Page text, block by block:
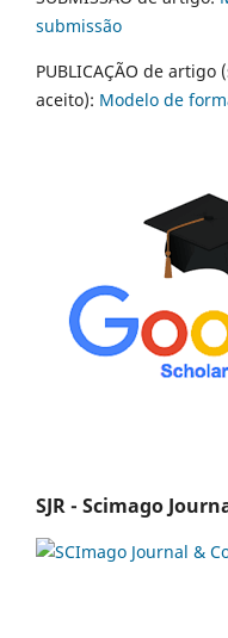
submissão
PUBLICAÇÃO de
aceito): Modelo de
SJR - Scimago